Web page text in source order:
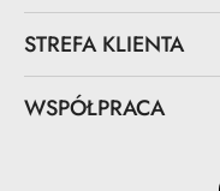
STREFA KLIENTA
WSPÓŁPRACA